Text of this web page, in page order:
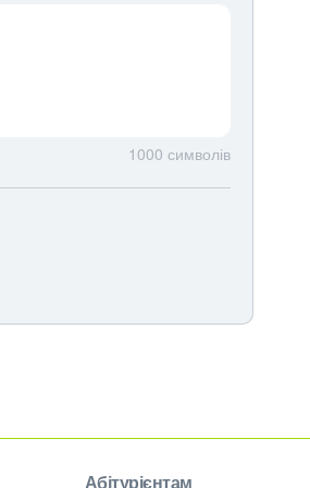
1000 символів
Абітурієнтам